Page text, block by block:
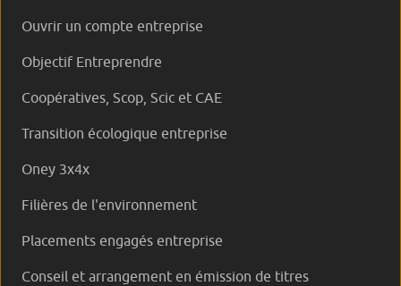
Ouvrir un compte entreprise
Objectif Entreprendre
Coopératives, Scop, Scic et CAE
Transition écologique entreprise
Oney 3x4x
Filières de l'environnement
Placements engagés entreprise
Conseil et arrangement en émission de titres